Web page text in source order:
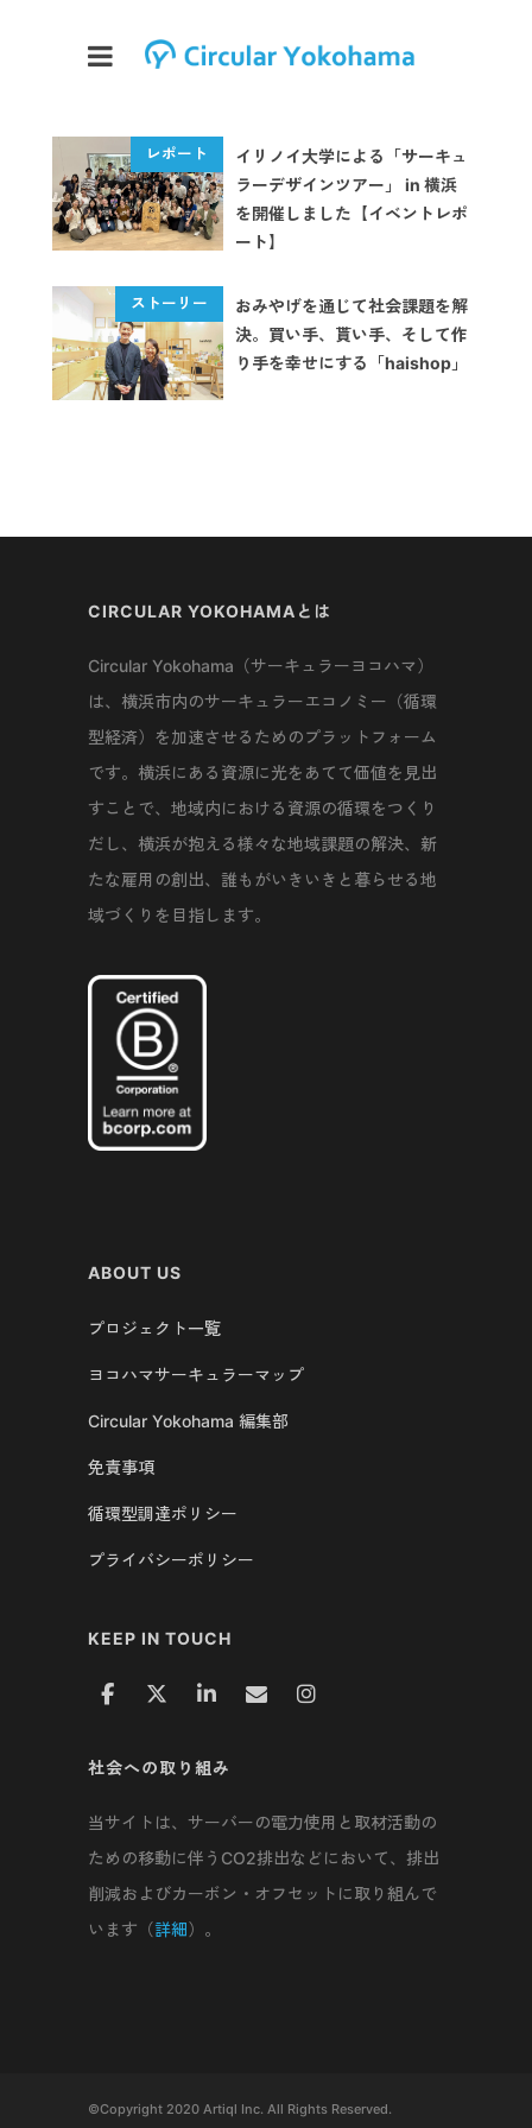
イリノイ大学による「サーキュ
ラーデザインツアー」 in 横浜
を開催しました【イベントレポ
ート】
おみやげを通じて社会課題を解
決。買い手、貰い手、そして作
り手を幸せにする「haishop」
CIRCULAR YOKOHAMAとは
Circular Yokohama（サーキュラーヨコハマ）
は、横浜市内のサーキュラーエコノミー（循環
型経済）を加速させるためのプラットフォーム
です。横浜にある資源に光をあてて価値を見出
すことで、地域内における資源の循環をつくり
だし、横浜が抱える様々な地域課題の解決、新
たな雇用の創出、誰もがいきいきと暮らせる地
域づくりを目指します。
ABOUT US
プロジェクト一覧
ヨコハマサーキュラーマップ
Circular Yokohama 編集部
免責事項
循環型調達ポリシー
プライバシーポリシー
KEEP IN TOUCH
社会への取り組み
当サイトは、サーバーの電力使用と取材活動の
ための移動に伴うCO2排出などにおいて、排出
削減およびカーボン・オフセットに取り組んで
います（詳細）。
©Copyright 2020 Artiql Inc. All Rights Reserved.